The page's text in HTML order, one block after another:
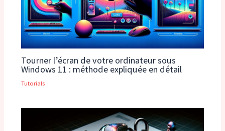
Tourner l’écran de votre ordinateur sous
Windows 11 : méthode expliquée en détail
Tutorials